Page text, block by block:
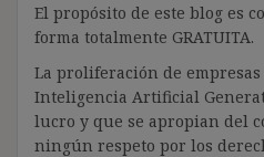
El propósito de este blog es
forma totalmente GRATUITA.
La proliferación de
Inteligencia Artificial
lucro y que se apropian del
ningún respeto por los